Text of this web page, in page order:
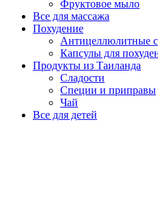
Фруктовое мыло
Все для массажа
Похудение
Антицеллюлитные
Капсулы для
Продукты из Таиланда
Сладости
Специи и приправы
Чай
Все для детей